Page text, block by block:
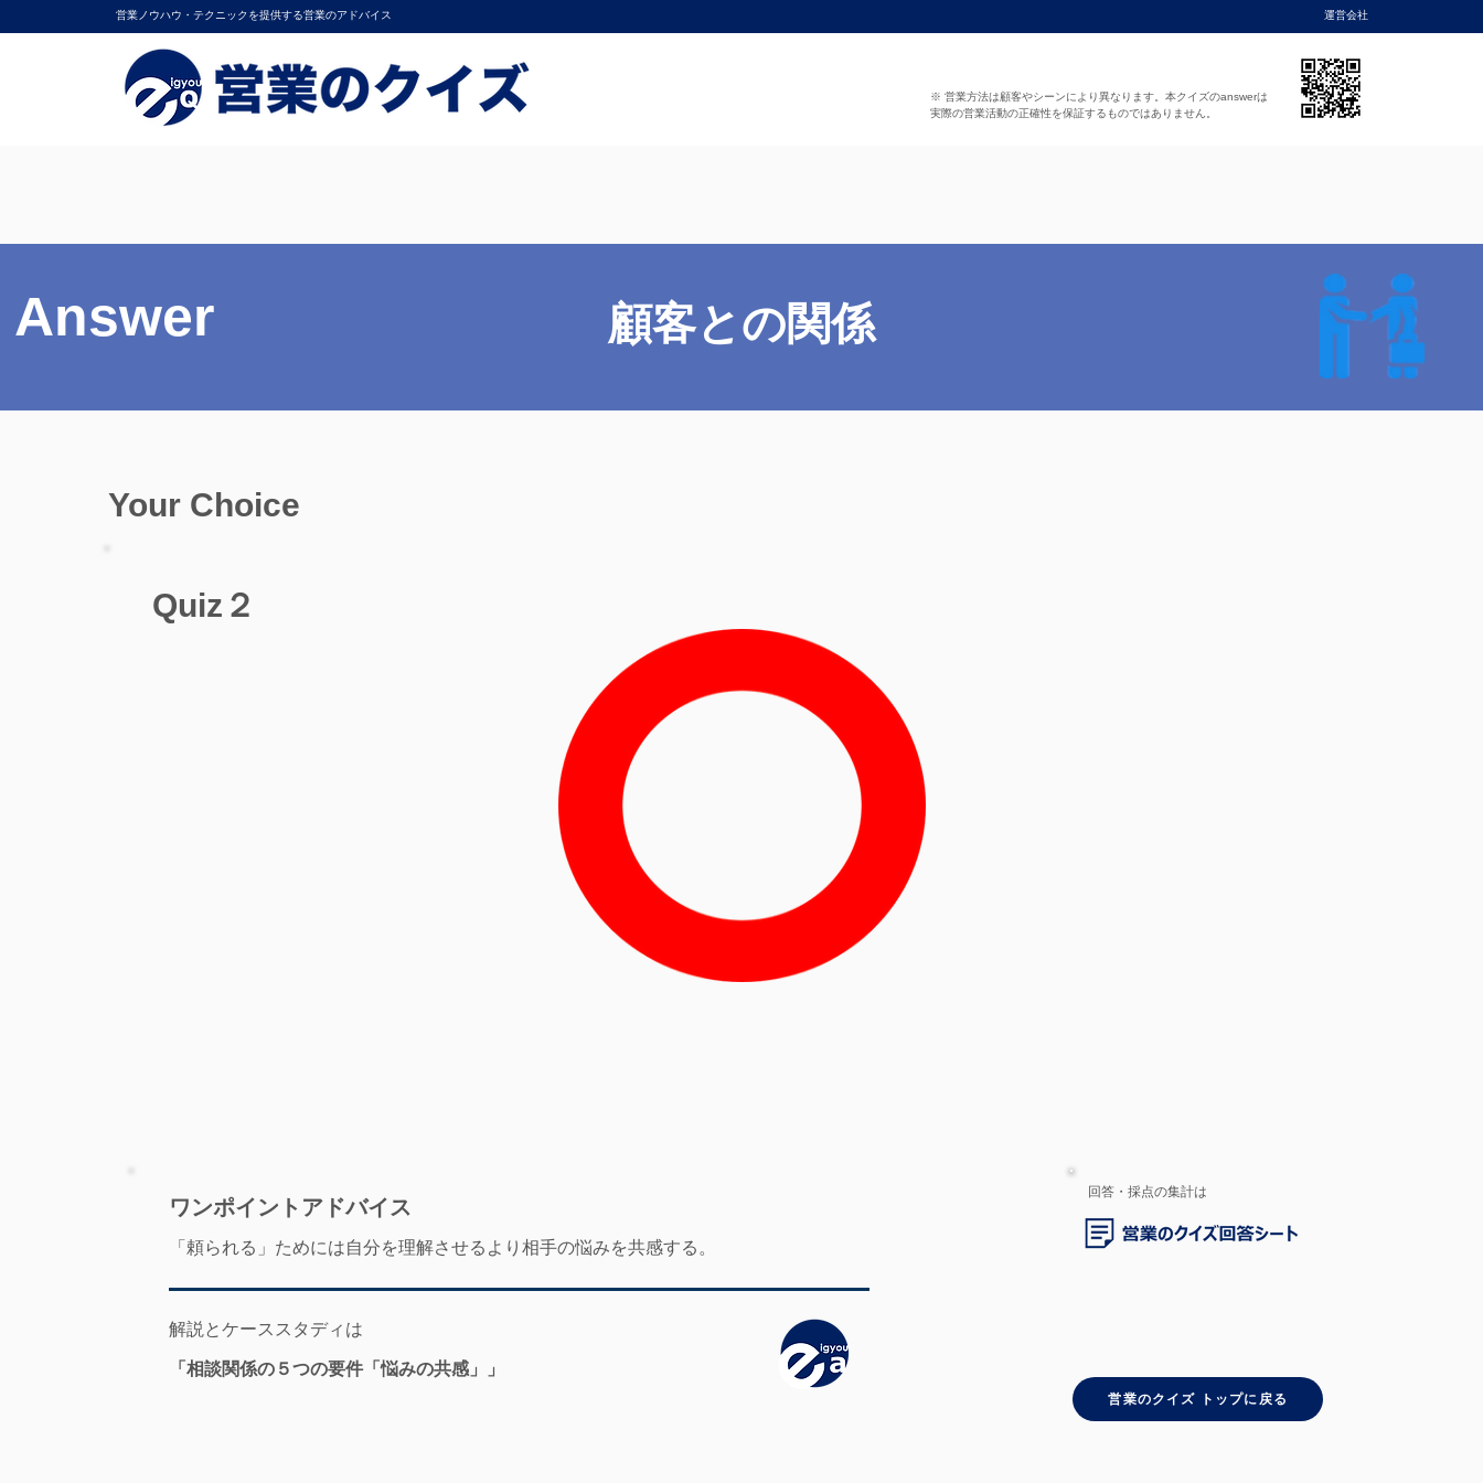
営業ノウハウ・テクニックを提供する営業のアドバイス 運営会社
※ 営業方法は顧客やシーンにより異なります。本クイズのanswerは
実際の営業活動の正確性を保証するものではありません。
Answer
Answer 顧客との関係
Your Choice
Quiz２
​ワンポイントアドバイス
「頼られる」ためには自分を理解させるより相手の悩みを共感する。
解説とケーススタディは
「相談関係の５つの要件「悩みの共感」」
回答・採点の集計は
営業のクイズ トップに戻る